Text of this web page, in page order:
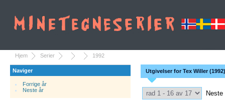
Hjem Serier 1992
Naviger
Forrige år
Neste år
Utgivelser for Tex Willer (1992)
Select Pagination
Neste